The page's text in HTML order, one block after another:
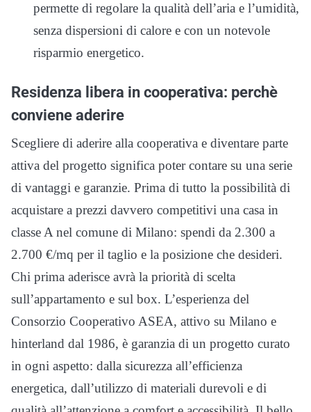
permette di regolare la qualità dell’aria e l’umidità,
senza dispersioni di calore e con un notevole
risparmio energetico.
Residenza libera in cooperativa: perchè
conviene aderire
Scegliere di aderire alla cooperativa e diventare parte
attiva del progetto significa poter contare su una serie
di vantaggi e garanzie. Prima di tutto la possibilità di
acquistare a prezzi davvero competitivi una casa in
classe A nel comune di Milano: spendi da 2.300 a
2.700 €/mq per il taglio e la posizione che desideri.
Chi prima aderisce avrà la priorità di scelta
sull’appartamento e sul box. L’esperienza del
Consorzio Cooperativo ASEA, attivo su Milano e
hinterland dal 1986, è garanzia di un progetto curato
in ogni aspetto: dalla sicurezza all’efficienza
energetica, dall’utilizzo di materiali durevoli e di